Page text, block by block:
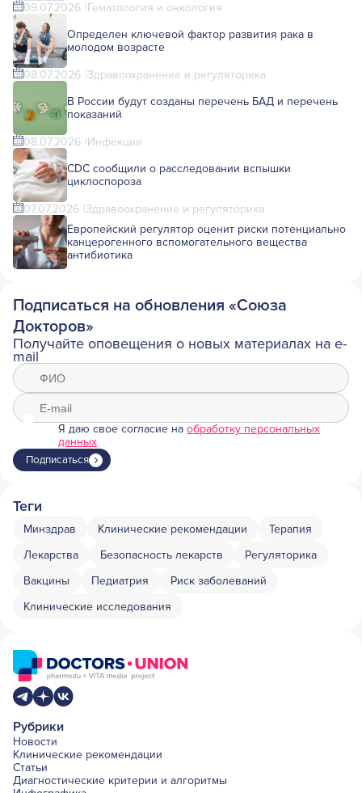
09.07.2026 Гематология и онкология
Определен ключевой фактор развития рака в
молодом возрасте
08.07.2026 Здравоохранение и регуляторика
В России будут созданы перечень БАД и перечень
показаний
08.07.2026 Инфекции
CDC сообщили о расследовании вспышки
циклоспороза
07.07.2026 Здравоохранение и регуляторика
Европейский регулятор оценит риски потенциально
канцерогенного вспомогательного вещества
антибиотика
Подписаться на обновления «Союза
Докторов»
Получайте оповещения о новых материалах на e-
mail
Я даю свое согласие на обработку персональных
данных
Подписаться
Теги
Минздрав Клинические рекомендации
Терапия
Лекарства
Безопасность лекарств
Регуляторика
Вакцины
Педиатрия
Риск заболеваний
Клинические исследования
Рубрики
Новости
Клинические рекомендации
Статьи
Диагностические критерии и алгоритмы